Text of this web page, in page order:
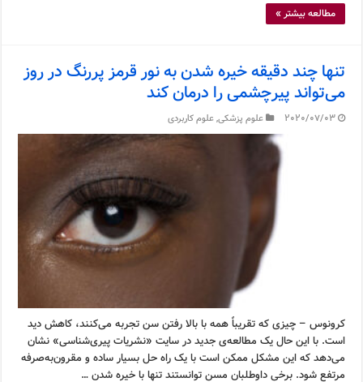
مطالعه بیشتر »
تنها چند دقیقه خیره شدن به نور قرمز پررنگ در روز
می‌تواند پیرچشمی را درمان کند
2020/07/03 علوم پزشکی,علوم کاربردی
کرونوس – چیزی که تقریباً همه با بالا رفتن سن تجربه می‌کنند، کاهش دید
است. با این حال یک مطالعه‌ی جدید در سایت «نشریات پیری‌شناسی» نشان
می‌دهد که این مشکل ممکن است با یک راه حل بسیار ساده و مقرون‌به‌صرفه
مرتفع شود. برخی داوطلبان مسن توانستند تنها با خیره شدن …